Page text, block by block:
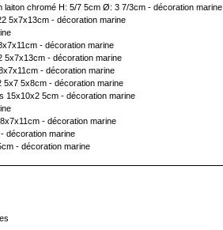
chromé H: 5/7 5cm Ø: 3 7/3cm - décoration marine
5x7x13cm - décoration marine
- décoration marine
5x7x13cm - décoration marine
- décoration marine
5x7 5x8cm - décoration marine
15x10x2 5cm - décoration marine
- décoration marine
décoration marine
- décoration marine